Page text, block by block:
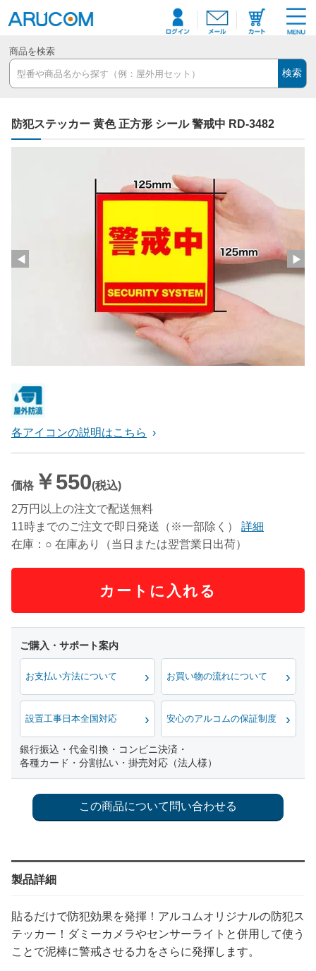
商品を検索
検索
防犯ステッカー 黄色 正方形 シール 警戒中 RD-3482
◀ ▶
各アイコンの説明はこちら
価格 ￥550(税込)
2万円以上の注文で配送無料
11時までのご注文で即日発送（※一部除く）
詳細
在庫：○ 在庫あり（当日または翌営業日出荷）
カートに入れる
お支払い方法について お買い物の流れについて
設置工事日本全国対応 安心のアルコムの保証制度
銀行振込・代金引換・コンビニ決済・
各種カード・分割払い・掛売対応（法人様）
製品詳細
貼るだけで防犯効果を発揮！アルコムオリジナルの防犯ス
テッカー！ダミーカメラやセンサーライトと併用して使う
ことで泥棒に警戒させる力をさらに発揮します。